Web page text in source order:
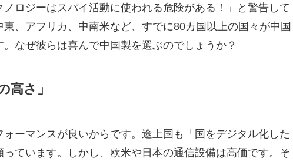
ロジーはスパイ活動に使われる危険がある！」と警告して
、アフリカ、中南米など、すでに80カ国以上の国々が中国
なぜ彼らは喜んで中国製を選ぶのでしょうか？
高さ」
ーマンスが良いからです。途上国も「国をデジタル化した
ています。しかし、欧米や日本の通信設備は高価です。そ